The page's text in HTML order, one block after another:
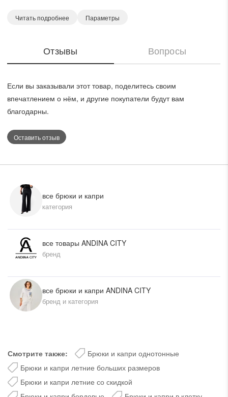
Модель с высокой посадкой, сзади с накладными
внизу придают функциональности. Брюки на притачном
поясе частично с резинкой.
Читать подробнее Параметры
Отзывы Вопросы
Если вы заказывали этот товар, поделитесь своим
впечатлением о нём, и другие покупатели будут вам
благодарны.
Оставить отзыв
все брюки и капри
категория
все товары ANDINA CITY
бренд
все брюки и капри ANDINA CITY
бренд и категория
Смотрите также:
Брюки и капри однотонные
Брюки и капри летние больших размеров
Брюки и капри летние со скидкой